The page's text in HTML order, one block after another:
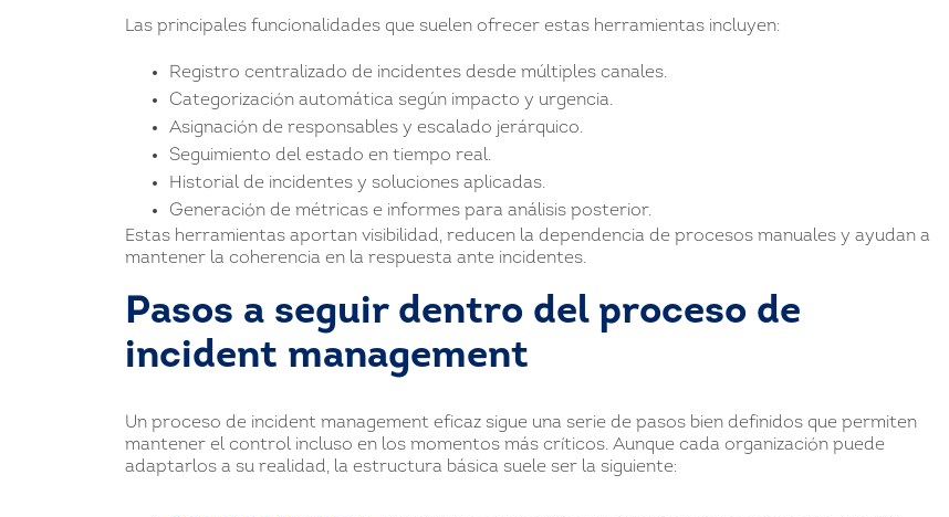
Las principales funcionalidades que suelen ofrecer estas herramientas incluyen:
Registro centralizado de incidentes desde múltiples canales.
Categorización automática según impacto y urgencia.
Asignación de responsables y escalado jerárquico.
Seguimiento del estado en tiempo real.
Historial de incidentes y soluciones aplicadas.
Generación de métricas e informes para análisis posterior.
Estas herramientas aportan visibilidad, reducen la dependencia de procesos manuales y ayudan a
mantener la coherencia en la respuesta ante incidentes.
Pasos a seguir dentro del proceso de
incident management
Un proceso de incident management eficaz sigue una serie de pasos bien definidos que permiten
mantener el control incluso en los momentos más críticos. Aunque cada organización puede
adaptarlos a su realidad, la estructura básica suele ser la siguiente: